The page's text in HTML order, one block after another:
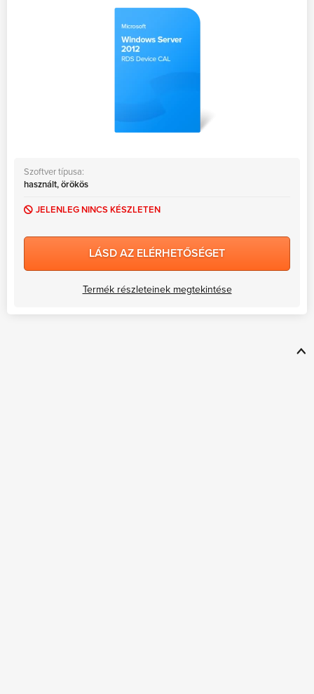
Szoftver típusa:
használt, örökös
JELENLEG NINCS KÉSZLETEN
LÁSD AZ ELÉRHETŐSÉGET
Termék részleteinek megtekintése